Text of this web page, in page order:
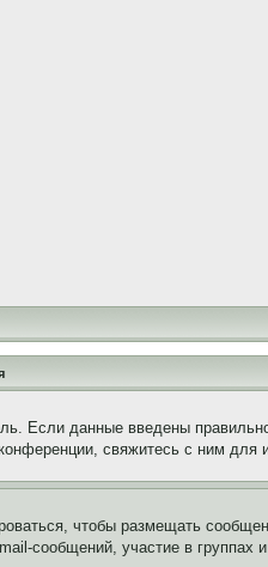
Если данные введены
свяжитесь с ним для
чтобы размещать
сообщений, участие в группах